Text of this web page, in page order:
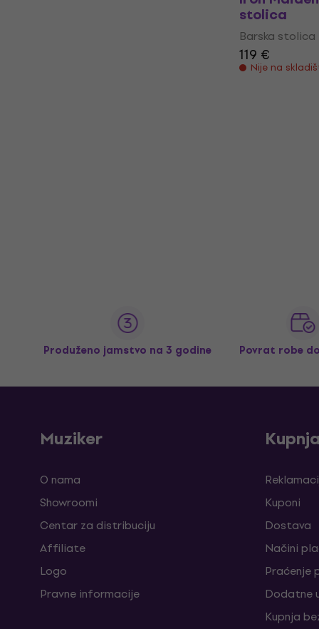
stolica
Barska stolica
119 €
Nije na
Produženo jamstvo na 3 godine Povrat robe
Muziker
O nama
Showroomi
Centar za distribuciju
Affiliate
Logo
Pravne informacije
Kupnja
Kuponi
Dostava
Načini
Praćenje
Dodatne
Kupnja